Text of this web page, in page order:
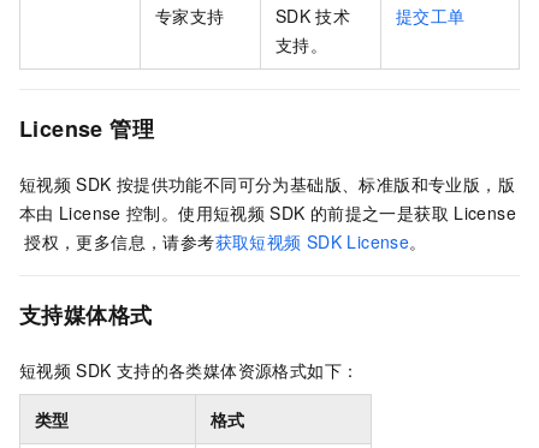
专家支持
SDK 技术
支持。
提交工单
License 管理
短视频 SDK 按提供功能不同可分为基础版、标准版和专业版，版
本由 License 控制。使用短视频 SDK 的前提之一是获取 License
授权，更多信息，请参考获取短视频 SDK License。
支持媒体格式
短视频 SDK 支持的各类媒体资源格式如下：
类型 格式